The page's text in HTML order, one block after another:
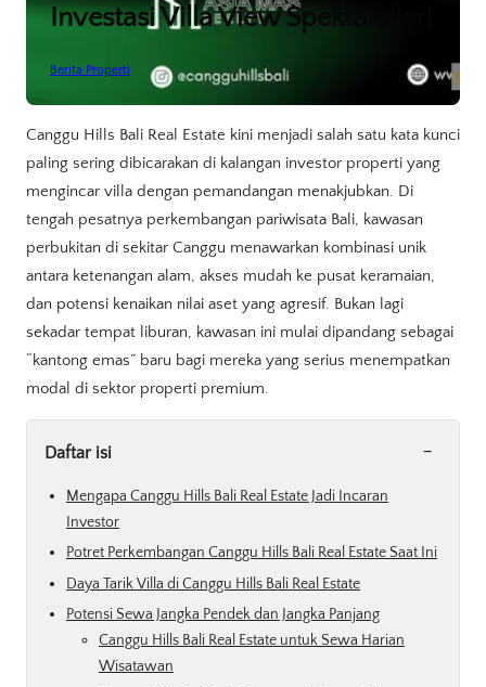
Investasi Villa View Spektakuler!
Berita Properti
Canggu Hills Bali Real Estate kini menjadi salah satu kata kunci
paling sering dibicarakan di kalangan investor properti yang
mengincar villa dengan pemandangan menakjubkan. Di
tengah pesatnya perkembangan pariwisata Bali, kawasan
perbukitan di sekitar Canggu menawarkan kombinasi unik
antara ketenangan alam, akses mudah ke pusat keramaian,
dan potensi kenaikan nilai aset yang agresif. Bukan lagi
sekadar tempat liburan, kawasan ini mulai dipandang sebagai
“kantong emas” baru bagi mereka yang serius menempatkan
modal di sektor properti premium.
Daftar isi -
Mengapa Canggu Hills Bali Real Estate Jadi Incaran
Investor
Potret Perkembangan Canggu Hills Bali Real Estate Saat Ini
Daya Tarik Villa di Canggu Hills Bali Real Estate
Potensi Sewa Jangka Pendek dan Jangka Panjang
Canggu Hills Bali Real Estate untuk Sewa Harian
Wisatawan